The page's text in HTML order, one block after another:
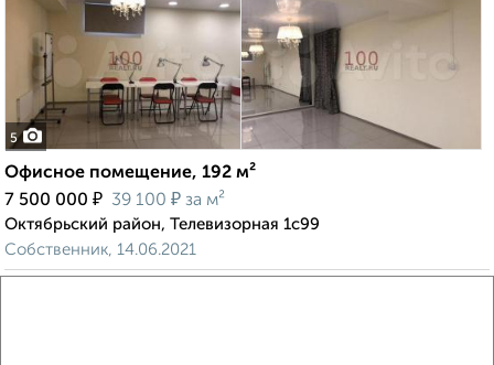
5
Офисное помещение, 192 м²
7 500 000 ₽ 39 100 ₽ за м²
Октябрьский район, Телевизорная 1с99
Собственник, 14.06.2021